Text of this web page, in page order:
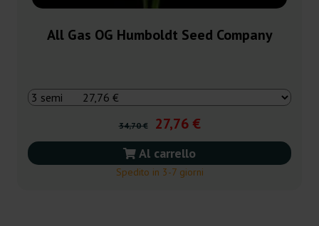
All Gas OG Humboldt Seed Company
34,70 € 27,76 €
Al carrello
Spedito in 3-7 giorni